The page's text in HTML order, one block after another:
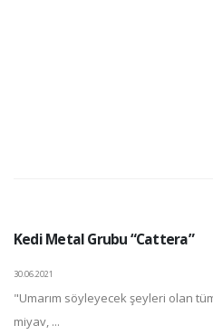
Kedi Metal Grubu “Cattera”
30.06.2021
"Umarım söyleyecek şeyleri olan
miyav, ...